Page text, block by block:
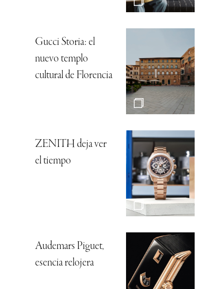
Gucci Storia: el
nuevo templo
cultural de Florencia
ZENITH deja ver
el tiempo
Audemars Piguet,
esencia relojera